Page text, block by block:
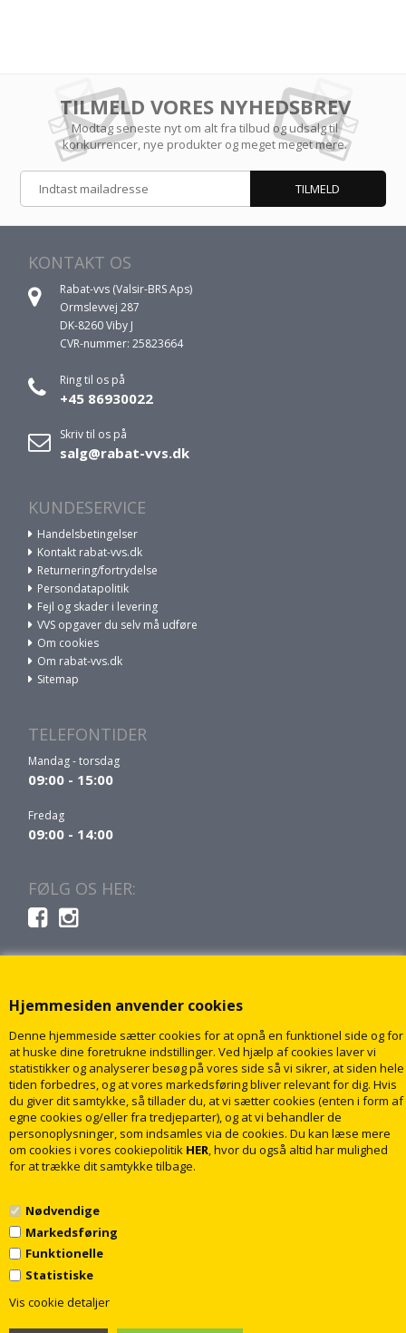
Hjemmesiden anvender cookies
Denne hjemmeside sætter cookies for at opnå en funktionel side og for
at huske dine foretrukne indstillinger. Ved hjælp af cookies laver vi
statistikker og analyserer besøg på vores side så vi sikrer, at siden hele
tiden forbedres, og at vores markedsføring bliver relevant for dig. Hvis
du giver dit samtykke, så tillader du, at vi sætter cookies (enten i form af
egne cookies og/eller fra tredjeparter), og at vi behandler de
personoplysninger, som indsamles via de cookies. Du kan læse mere
om cookies i vores cookiepolitik HER, hvor du også altid har mulighed
for at trække dit samtykke tilbage.
Nødvendige
Markedsføring
Funktionelle
Statistiske
Vis cookie detaljer
TILMELD VORES NYHEDSBREV
Modtag seneste nyt om alt fra tilbud og udsalg til
konkurrencer, nye produkter og meget meget mere.
KONTAKT OS
Rabat-vvs (Valsir-BRS Aps)
Ormslevvej 287
DK-8260 Viby J
CVR-nummer: 25823664
Ring til os på
+45 86930022
Skriv til os på
salg@rabat-vvs.dk
KUNDESERVICE
Handelsbetingelser
Kontakt rabat-vvs.dk
Returnering/fortrydelse
Persondatapolitik
Fejl og skader i levering
VVS opgaver du selv må udføre
Om cookies
Om rabat-vvs.dk
Sitemap
TELEFONTIDER
Mandag - torsdag
09:00 - 15:00
Fredag
09:00 - 14:00
FØLG OS HER:
© 2009 - 2018 rabatvvs.dk. Alle rettigheder forbeholdt